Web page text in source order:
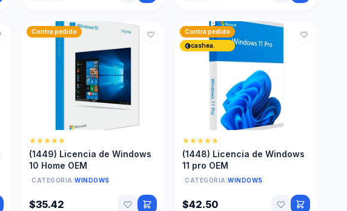
Contra pedido
(1449) Licencia de Windows
10 Home OEM
CATEGORIA:WINDOWS
$35.42
Contra pedido
cashea.
(1448) Licencia de Windows
11 pro OEM
CATEGORIA:WINDOWS
$42.50